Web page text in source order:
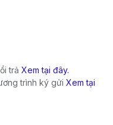
trả Xem tại đây.
trình ký gửi Xem tại